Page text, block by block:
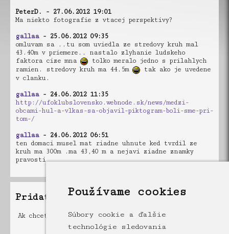
Používame cookies
Súbory cookie a ďalšie
technológie sledovania
PeterD. - 27.06.2012 19:01
Ma niekto fotografie z vtacej perspektivy?
gallaa- 25.06.2012 09:35
omluvam sa ..tu som uviedla ze stredovy kruh mal
43.40m v priemere.. nastalo zlyhanie ludskeho
faktora cize mna
tolko meralo jedno s prilahlych
ramien. stredovy kruh ma 44.5m
tak ako je uvedene
v clanku.
gallaa- 24.06.2012 11:35
http://ufoklubslovensko.webnode.sk/news/medzi-
obcami-hul-a-vlkas-sa-objavil-piktogram-boli-sme-pri-
tom-/
gallaa- 24.06.2012 06:51
ten domaci musel mat riadne uhnute ked tvrdil ze
kruh ma 300m .ma 43,40 m a nejavi ziadne znamky
pravosti
Pridať príspevok
Ak chcete pridať príspevok musíte byť registrovaný a
prihlásený